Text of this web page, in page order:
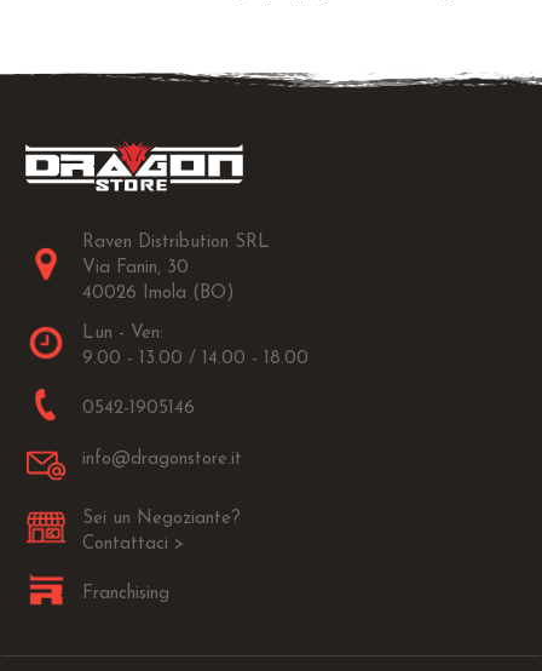
Raven Distribution SRL
Via Fanin, 30
40026 Imola (BO)
Lun - Ven:
9.00 - 13.00 / 14.00 - 18.00
0542-1905146
info@dragonstore.it
Sei un Negoziante?
Contattaci >
Franchising